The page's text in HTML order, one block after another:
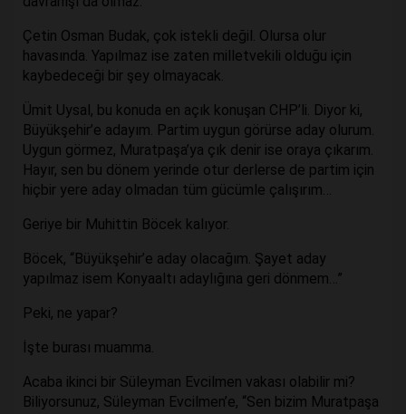
Çetin Osman Budak, çok istekli değil. Olursa olur
havasında. Yapılmaz ise zaten milletvekili olduğu için
kaybedeceği bir şey olmayacak.
Ümit Uysal, bu konuda en açık konuşan CHP’li. Diyor ki,
Büyükşehir’e adayım. Partim uygun görürse aday olurum.
Uygun görmez, Muratpaşa’ya çık denir ise oraya çıkarım.
Hayır, sen bu dönem yerinde otur derlerse de partim için
hiçbir yere aday olmadan tüm gücümle çalışırım…
Geriye bir Muhittin Böcek kalıyor.
Böcek, “Büyükşehir’e aday olacağım. Şayet aday
yapılmaz isem Konyaaltı adaylığına geri dönmem…”
Peki, ne yapar?
İşte burası muamma.
Acaba ikinci bir Süleyman Evcilmen vakası olabilir mi?
Biliyorsunuz, Süleyman Evcilmen’e, “Sen bizim Muratpaşa